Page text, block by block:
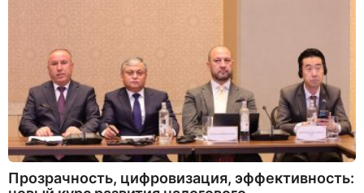
Прозрачность, цифровизация, эффективность: